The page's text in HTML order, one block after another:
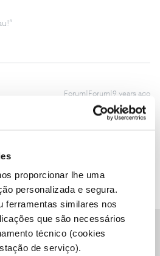
proporcionar lhe uma
personalizada e segura.
ferramentas similares nos
que são necessários
técnico (cookies
de serviço).
Forum|Forum|9 years ago
Barcelos (Norte do país) e também
operadora com o sinal no
Só se preocupam é que paguemos
que acabe a fidelização e mudo-